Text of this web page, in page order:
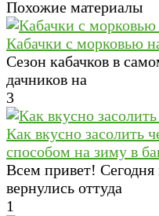
Похожие материалы
Кабачки с морковью
Сезон кабачков в
дачников на
3
Как вкусно засолить
способом на зиму в
Всем привет!
вернулись оттуда
1